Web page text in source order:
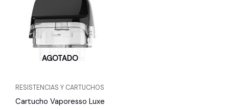
AGOTADO
RESISTENCIAS Y CARTUCHOS
Cartucho Vaporesso Luxe